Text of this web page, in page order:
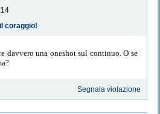
coraggio!
davvero una oneshot sul continuo. O se
Segnala violazione